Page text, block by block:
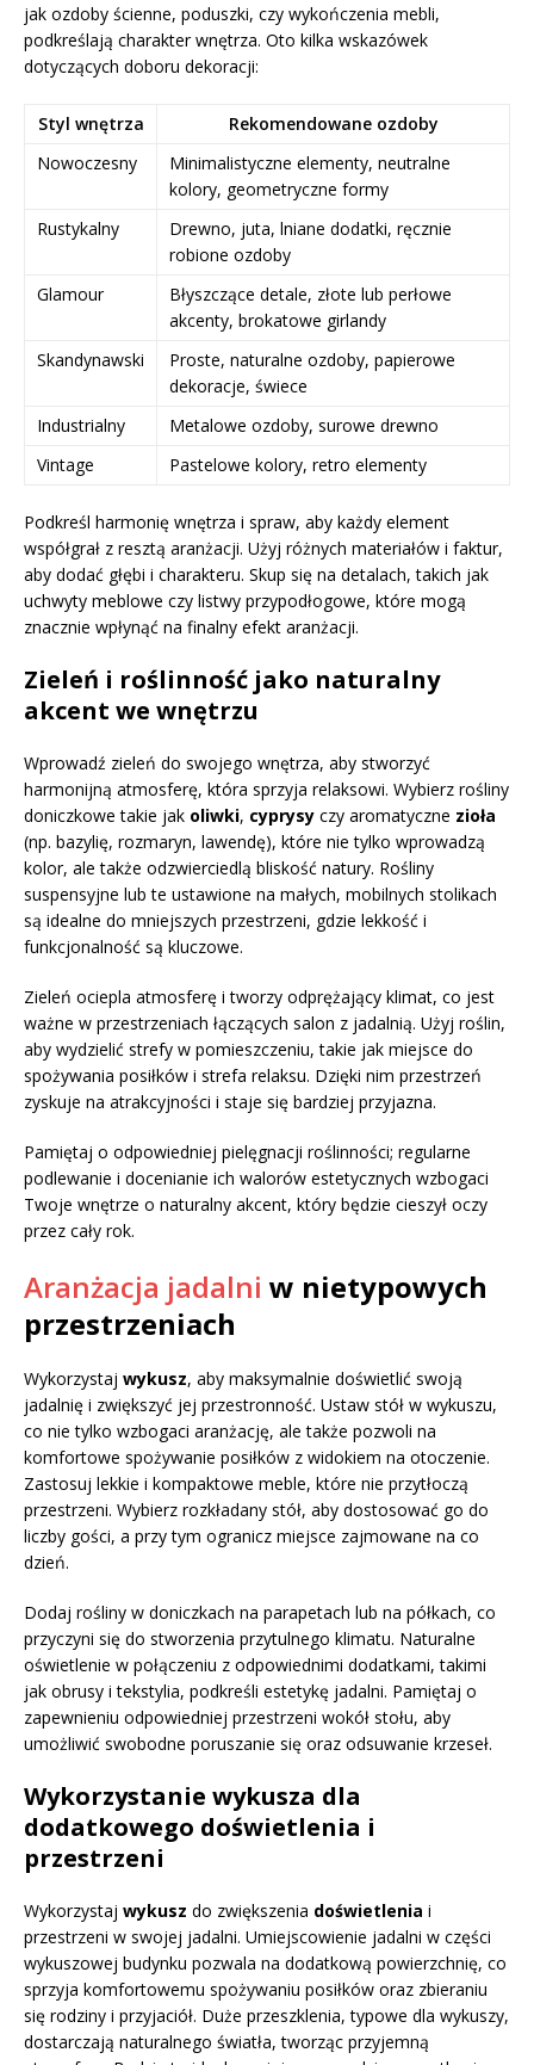
jak ozdoby ścienne, poduszki, czy wykończenia mebli,
podkreślają charakter wnętrza. Oto kilka wskazówek
dotyczących doboru dekoracji:
Styl wnętrza
Rekomendowane ozdoby
Nowoczesny
Minimalistyczne elementy, neutralne
kolory, geometryczne formy
Rustykalny
Drewno, juta, lniane dodatki, ręcznie
robione ozdoby
Glamour
Błyszczące detale, złote lub perłowe
akcenty, brokatowe girlandy
Skandynawski
Proste, naturalne ozdoby, papierowe
dekoracje, świece
Industrialny
Metalowe ozdoby, surowe drewno
Vintage
Pastelowe kolory, retro elementy
Podkreśl harmonię wnętrza i spraw, aby każdy element
współgrał z resztą aranżacji. Użyj różnych materiałów i faktur,
aby dodać głębi i charakteru. Skup się na detalach, takich jak
uchwyty meblowe czy listwy przypodłogowe, które mogą
znacznie wpłynąć na finalny efekt aranżacji.
Zieleń i roślinność jako naturalny
akcent we wnętrzu
Wprowadź zieleń do swojego wnętrza, aby stworzyć
harmonijną atmosferę, która sprzyja relaksowi. Wybierz rośliny
doniczkowe takie jak oliwki, cyprysy czy aromatyczne zioła
(np. bazylię, rozmaryn, lawendę), które nie tylko wprowadzą
kolor, ale także odzwierciedlą bliskość natury. Rośliny
suspensyjne lub te ustawione na małych, mobilnych stolikach
są idealne do mniejszych przestrzeni, gdzie lekkość i
funkcjonalność są kluczowe.
Zieleń ociepla atmosferę i tworzy odprężający klimat, co jest
ważne w przestrzeniach łączących salon z jadalnią. Użyj roślin,
aby wydzielić strefy w pomieszczeniu, takie jak miejsce do
spożywania posiłków i strefa relaksu. Dzięki nim przestrzeń
zyskuje na atrakcyjności i staje się bardziej przyjazna.
Pamiętaj o odpowiedniej pielęgnacji roślinności; regularne
podlewanie i docenianie ich walorów estetycznych wzbogaci
Twoje wnętrze o naturalny akcent, który będzie cieszył oczy
przez cały rok.
Aranżacja jadalni w nietypowych
przestrzeniach
Wykorzystaj wykusz, aby maksymalnie doświetlić swoją
jadalnię i zwiększyć jej przestronność. Ustaw stół w wykuszu,
co nie tylko wzbogaci aranżację, ale także pozwoli na
komfortowe spożywanie posiłków z widokiem na otoczenie.
Zastosuj lekkie i kompaktowe meble, które nie przytłoczą
przestrzeni. Wybierz rozkładany stół, aby dostosować go do
liczby gości, a przy tym ogranicz miejsce zajmowane na co
dzień.
Dodaj rośliny w doniczkach na parapetach lub na półkach, co
przyczyni się do stworzenia przytulnego klimatu. Naturalne
oświetlenie w połączeniu z odpowiednimi dodatkami, takimi
jak obrusy i tekstylia, podkreśli estetykę jadalni. Pamiętaj o
zapewnieniu odpowiedniej przestrzeni wokół stołu, aby
umożliwić swobodne poruszanie się oraz odsuwanie krzeseł.
Wykorzystanie wykusza dla
dodatkowego doświetlenia i
przestrzeni
Wykorzystaj wykusz do zwiększenia doświetlenia i
przestrzeni w swojej jadalni. Umiejscowienie jadalni w części
wykuszowej budynku pozwala na dodatkową powierzchnię, co
sprzyja komfortowemu spożywaniu posiłków oraz zbieraniu
się rodziny i przyjaciół. Duże przeszklenia, typowe dla wykuszy,
dostarczają naturalnego światła, tworząc przyjemną